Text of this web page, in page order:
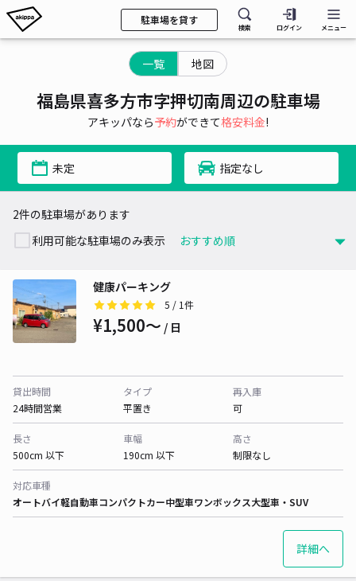
駐車場を貸す
検索 ログイン メニュー
一覧 地図
福島県喜多方市字押切南周辺の駐車場
アキッパなら予約ができて格安料金!
未定 指定なし
2件の駐車場があります
利用可能な駐車場のみ表示
健康パーキング
5 / 1件
¥1,500〜 / 日
貸出時間
24時間営業
タイプ
平置き
再入庫
可
長さ
500cm 以下
車幅
190cm 以下
高さ
制限なし
対応車種
オートバイ軽自動車コンパクトカー中型車ワンボックス大型車・SUV
詳細へ